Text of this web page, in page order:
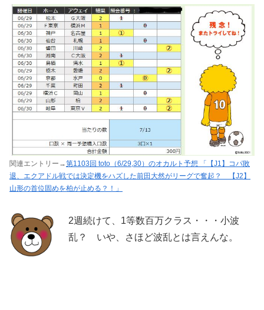
関連エントリー→第1103回 toto（6/29,30）のオカルト予想 「【J1】コパ敗
退、エクアドル戦では決定機をハズした前田大然がリーグで奮起？ 【J2】
山形の首位固めを柏が止める？！」
2週続けて、1等数百万クラス・・・小波
乱？ いや、さほど波乱とは言えんな。